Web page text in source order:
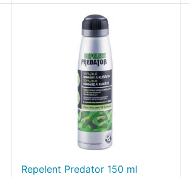
Repelent Predator 150 ml